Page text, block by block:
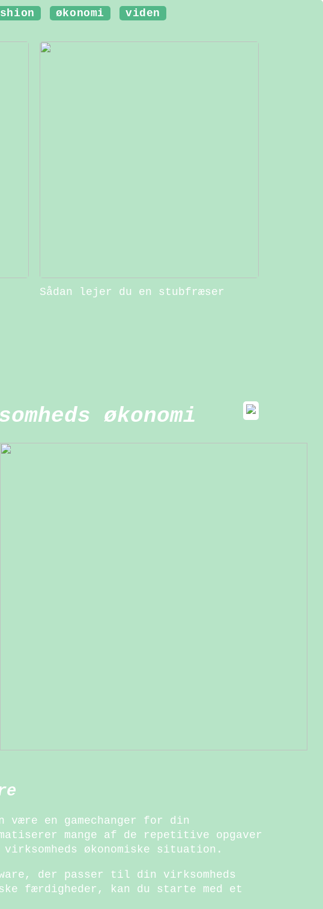
økonomi viden
Sådan lejer du en stubfræser
økonomi
være en gamechanger for din
mange af de repetitive opgaver
økonomiske situation.
der passer til din virksomheds
færdigheder, kan du starte med et